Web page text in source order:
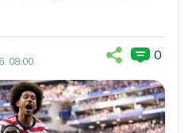
08:00 0